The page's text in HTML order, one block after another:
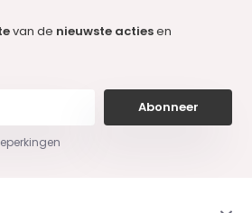
van de nieuwste actiesen
Abonneer